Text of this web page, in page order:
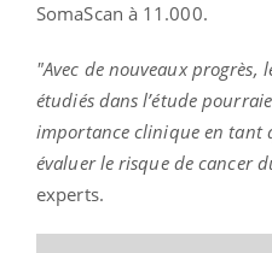
SomaScan à 11.000.
"Avec de nouveaux progrès,
étudiés dans l’étude
importance clinique en tant
évaluer le risque de cancer
experts.